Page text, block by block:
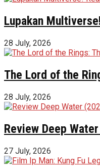
Lupakan
28 July, 2026
The Lord of the
28 July, 2026
Review Deep
27 July, 2026